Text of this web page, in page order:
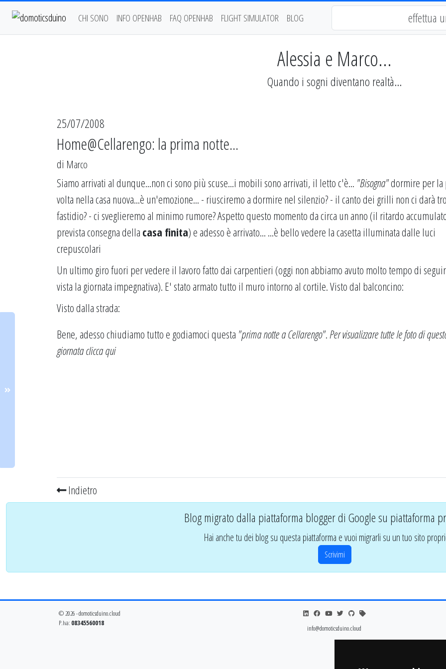
CHI SONO INFO OPENHAB FAQ OPENHAB FLIGHT SIMULATOR BLOG
Alessia e Marco...
Quando i sogni diventano realtà...
25/07/2008
Home@Cellarengo: la prima notte...
di Marco
Siamo arrivati al dunque...non ci sono più scuse...i mobili sono arrivati, il letto c'è... "Bisogna"dormire per la
volta nella casa nuova...è un'emozione... - riusciremo a dormire nel silenzio? - il canto dei grilli non ci darà
fastidio? - ci sveglieremo al minimo rumore? Aspetto questo momento da circa un anno (il ritardo
prevista consegna della casa finita) e adesso è arrivato... ...è bello vedere la casetta illuminata dalle luci
crepuscolari
Un ultimo giro fuori per vedere il lavoro fatto dai carpentieri (oggi non abbiamo avuto molto tempo di
vista la giornata impegnativa). E' stato armato tutto il muro intorno al cortile. Visto dal balconcino:
Visto dalla strada:
Bene, adesso chiudiamo tutto e godiamoci questa "prima notte a Cellarengo".Per visualizzare tutte le foto di
giornataclicca qui
Indietro
Blog migrato dalla piattaforma blogger di Google su piattaforma
Hai anche tu dei blog su questa piattaforma e vuoi migrarli su un tuo sito
Scrivimi
© 2026 - domoticsduino.cloud
P.Iva: 08345560018
info@domoticsduino.cloud